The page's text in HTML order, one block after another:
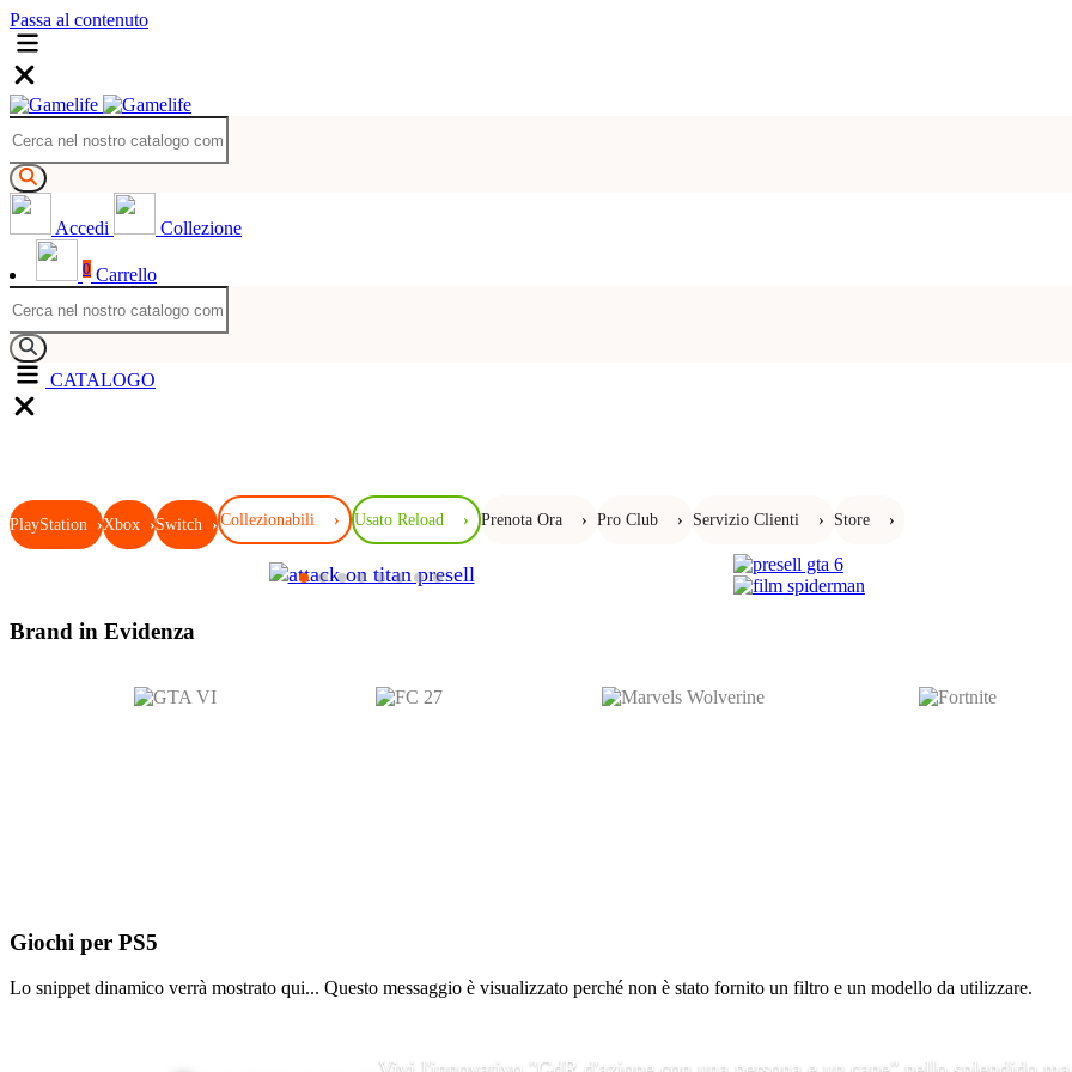
Passa al contenuto
Accedi Collezione
0 Carrello
CATALOGO
PlayStation ›Xbox ›Switch ›Collezionabili › Usato Reload › Prenota Ora › Pro Club › Servizio Clienti › Store ›
Brand in Evidenza
Giochi per PS5
Lo snippet dinamico verrà mostrato qui... Questo messaggio è visualizzato perché non è stato fornito un filtro e un modello da utilizzare.